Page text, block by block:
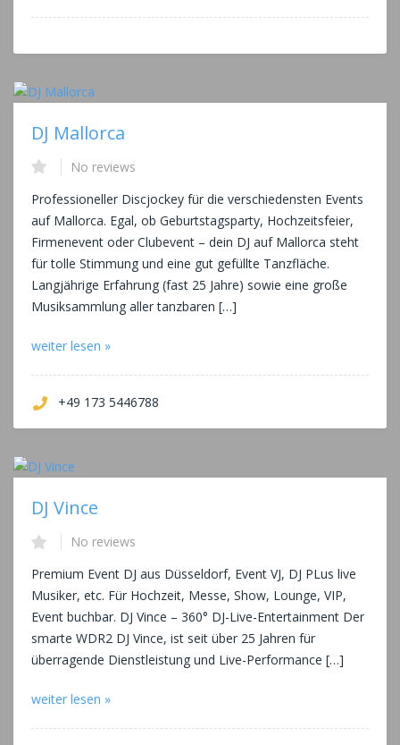
DJ Mallorca
No reviews
Professioneller Discjockey für die verschiedensten Events
auf Mallorca. Egal, ob Geburtstagsparty, Hochzeitsfeier,
Firmenevent oder Clubevent – dein DJ auf Mallorca steht
für tolle Stimmung und eine gut gefüllte Tanzfläche.
Langjährige Erfahrung (fast 25 Jahre) sowie eine große
Musiksammlung aller tanzbaren […]
weiter lesen »
+49 173 5446788
DJ Vince
No reviews
Premium Event DJ aus Düsseldorf, Event VJ, DJ PLus live
Musiker, etc. Für Hochzeit, Messe, Show, Lounge, VIP,
Event buchbar. DJ Vince – 360° DJ-Live-Entertainment Der
smarte WDR2 DJ Vince, ist seit über 25 Jahren für
überragende Dienstleistung und Live-Performance […]
weiter lesen »